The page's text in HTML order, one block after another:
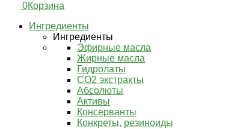
0Корзина
Ингредиенты
Ингредиенты
Эфирные масла
Жирные масла
Гидролаты
СО2 экстракты
Абсолюты
Активы
Консерванты
Конкреты, резиноиды